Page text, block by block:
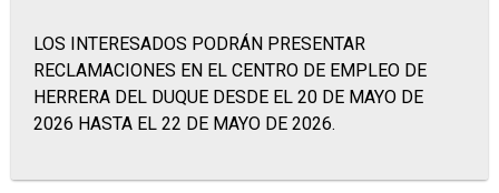
LOS INTERESADOS PODRÁN PRESENTAR
RECLAMACIONES EN EL CENTRO DE EMPLEO DE
HERRERA DEL DUQUE DESDE EL 20 DE MAYO DE
2026 HASTA EL 22 DE MAYO DE 2026.